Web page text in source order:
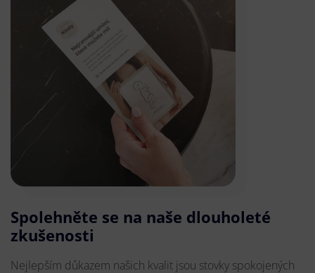
Spolehněte se na naše dlouholeté
zkušenosti
Nejlepším důkazem našich kvalit jsou stovky spokojených